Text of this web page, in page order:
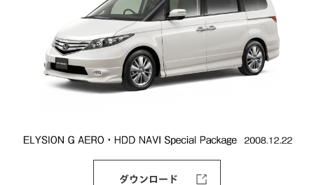
ダウンロード